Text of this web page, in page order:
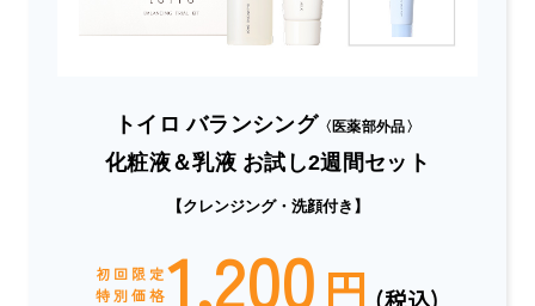
トイロ バランシング 〈医薬部外品〉
化粧液＆乳液 お試し2週間セット
【クレンジング・洗顔付き】
初回限定
特別価格1,200 円